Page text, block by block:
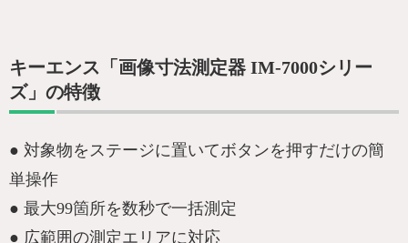
キーエンス「画像寸法測定器 IM-7000シリー
ズ」の特徴
● 対象物をステージに置いてボタンを押すだけの簡
単操作
● 最大99箇所を数秒で一括測定
● 広範囲の測定エリアに対応